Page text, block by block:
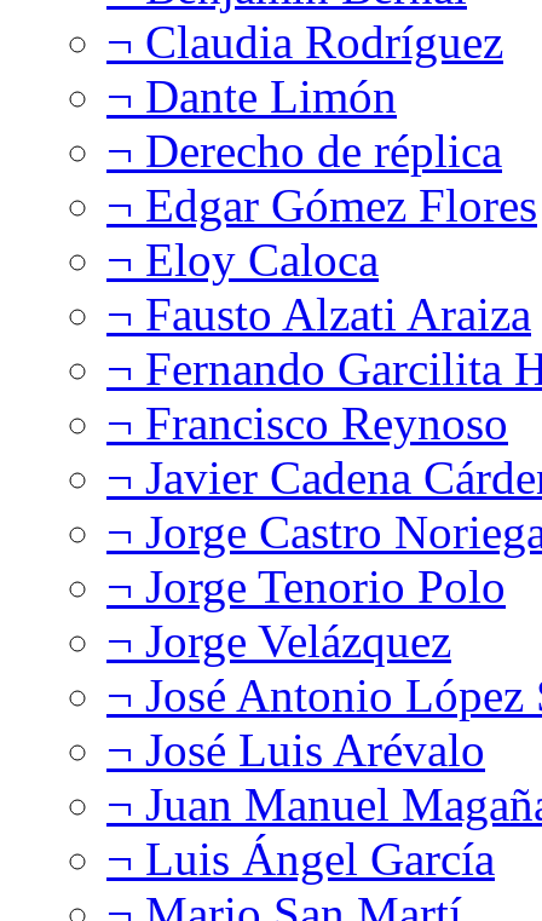
¬ Claudia Rodríguez
¬ Dante Limón
¬ Derecho de réplica
¬ Edgar Gómez Flores
¬ Eloy Caloca
¬ Fausto Alzati Araiza
¬ Fernando Garcilita
¬ Francisco Reynoso
¬ Javier Cadena
¬ Jorge Castro
¬ Jorge Tenorio Polo
¬ Jorge Velázquez
¬ José Antonio López
¬ José Luis Arévalo
¬ Juan Manuel
¬ Luis Ángel García